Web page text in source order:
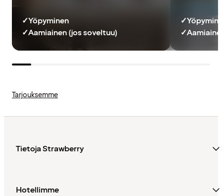
✓Yöpyminen
✓Aamiainen (jos soveltuu)
✓
✓
Tarjouksemme
Tietoja Strawberry
Hotellimme